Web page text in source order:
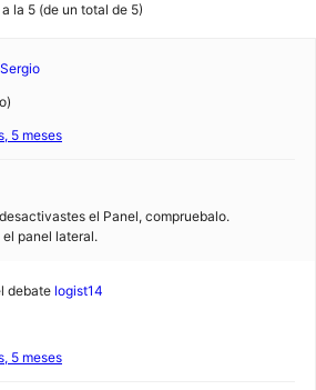
la 5 (de un total de 5)
Sergio
5 meses
el Panel, compruebalo.
panel lateral.
debate logist14
5 meses